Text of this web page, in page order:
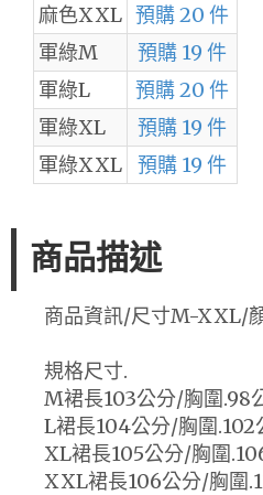
麻色XXL 預購 20 件
軍綠M
預購 19 件
軍綠L
預購 20 件
軍綠XL
預購 19 件
軍綠XXL
預購 19 件
商品描述
商品資訊/尺寸M-XXL/
規格尺寸.
M裙長103公分/胸圍.98
L裙長104公分/胸圍.102
XL裙長105公分/胸圍
XXL裙長106公分/胸圍